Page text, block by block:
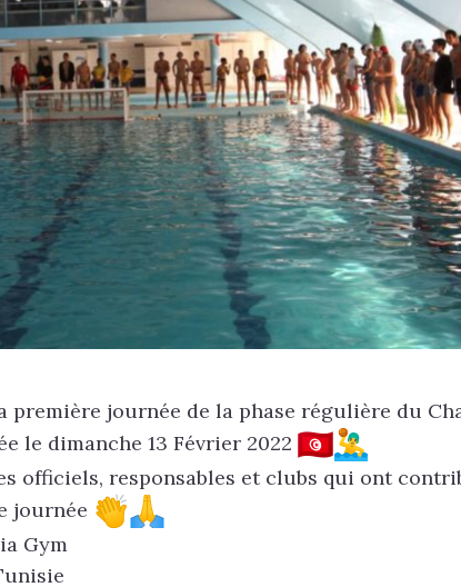
première journée de la phase régulière du
le dimanche 13 Février 2022
officiels, responsables et clubs qui ont
journée
Gym